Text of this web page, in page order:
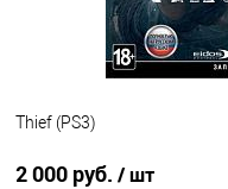
Thief (PS3)
2 000 руб. / шт